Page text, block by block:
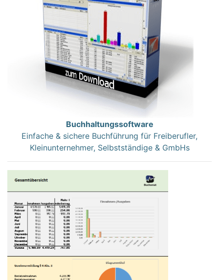
Buchhaltungssoftware
Einfache & sichere Buchführung für Freiberufler,
Kleinunternehmer, Selbstständige & GmbHs